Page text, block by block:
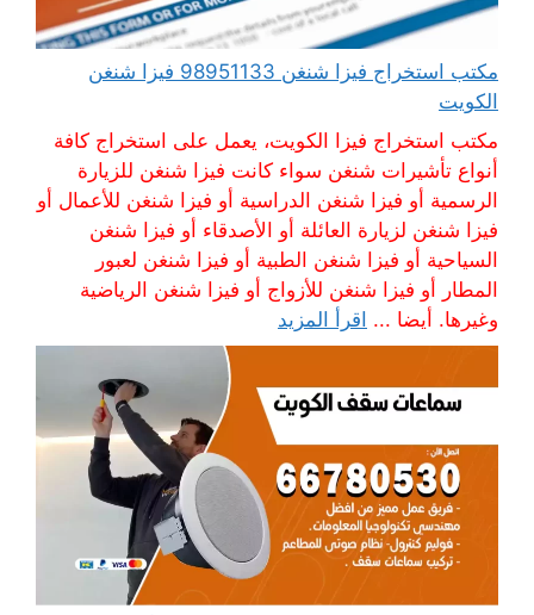
مكتب استخراج فيزا شنغن 98951133 فيزا شنغن
الكويت
مكتب استخراج فيزا الكويت، يعمل على استخراج كافة
أنواع تأشيرات شنغن سواء كانت فيزا شنغن للزيارة
الرسمية أو فيزا شنغن الدراسية أو فيزا شنغن للأعمال أو
فيزا شنغن لزيارة العائلة أو الأصدقاء أو فيزا شنغن
السياحية أو فيزا شنغن الطبية أو فيزا شنغن لعبور
المطار أو فيزا شنغن للأزواج أو فيزا شنغن الرياضية
وغيرها. أيضا ... اقرأ المزيد